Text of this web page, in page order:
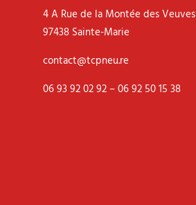
4 A Rue de la Montée des Veuves
97438 Sainte-Marie
contact@tcpneu.re
06 93 92 02 92 – 06 92 50 15 38